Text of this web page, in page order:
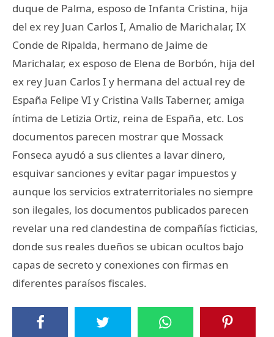
duque de Palma, esposo de Infanta Cristina, hija
del ex rey Juan Carlos I, Amalio de Marichalar, IX
Conde de Ripalda, hermano de Jaime de
Marichalar, ex esposo de Elena de Borbón, hija del
ex rey Juan Carlos I y hermana del actual rey de
España Felipe VI y Cristina Valls Taberner, amiga
íntima de Letizia Ortiz, reina de España, etc. Los
documentos parecen mostrar que Mossack
Fonseca ayudó a sus clientes a lavar dinero,
esquivar sanciones y evitar pagar impuestos y
aunque los servicios extraterritoriales no siempre
son ilegales, los documentos publicados parecen
revelar una red clandestina de compañías ficticias,
donde sus reales dueños se ubican ocultos bajo
capas de secreto y conexiones con firmas en
diferentes paraísos fiscales.